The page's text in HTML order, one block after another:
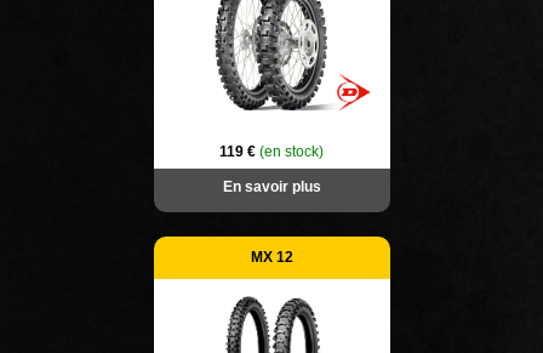
119 € (en stock)
En savoir plus
MX 12